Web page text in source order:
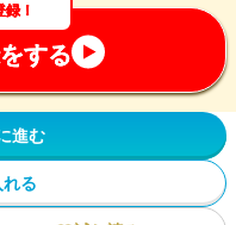
！
する
進む
る